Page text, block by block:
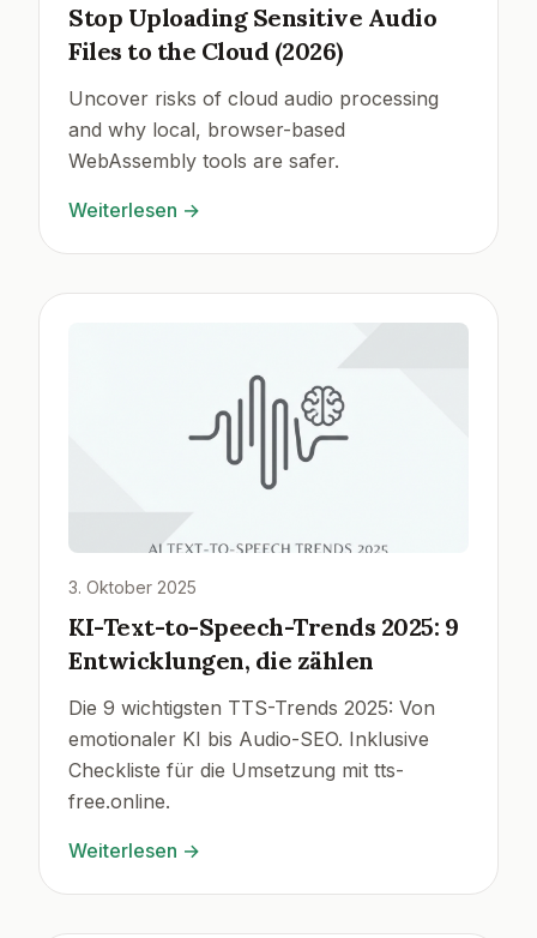
Stop Uploading Sensitive Audio
Files to the Cloud (2026)
Uncover risks of cloud audio processing
and why local, browser-based
WebAssembly tools are safer.
Weiterlesen →
3. Oktober 2025
KI-Text-to-Speech-Trends 2025: 9
Entwicklungen, die zählen
Die 9 wichtigsten TTS-Trends 2025: Von
emotionaler KI bis Audio-SEO. Inklusive
Checkliste für die Umsetzung mit tts-
free.online.
Weiterlesen →